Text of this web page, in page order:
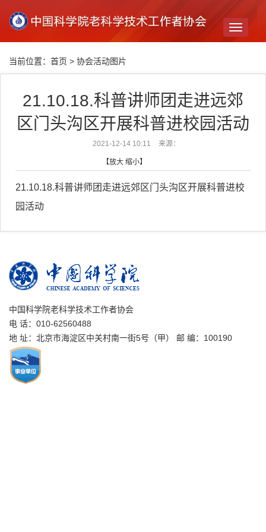
Toggle
当前位置： 首页 > 协会活动图片
21.10.18.科普讲师团走进远郊
区门头沟区开展科普进校园活动
2021-12-14 10:11 来源：
【放大 缩小】
21.10.18.科普讲师团走进远郊区门头沟区开展科普进校
园活动
中国科学院老科学技术工作者协会
电 话：010-62560488
地 址：北京市海淀区中关村南一街5号（甲） 邮 编：100190